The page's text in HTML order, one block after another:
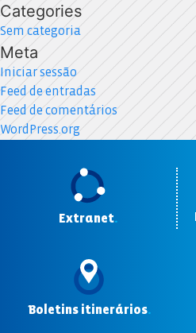
Categories
Sem categoria
Meta
Iniciar sessão
Feed de entradas
Feed de comentários
WordPress.org
Extranet.
Boletins itinerários.